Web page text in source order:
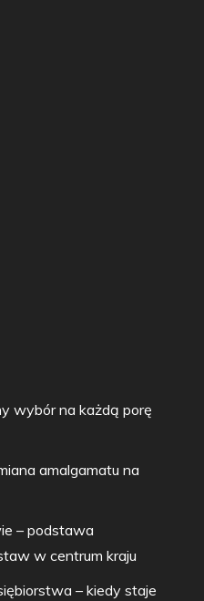
wybór na każdą porę
amalgamatu na
– podstawa
w centrum kraju
– kiedy staje